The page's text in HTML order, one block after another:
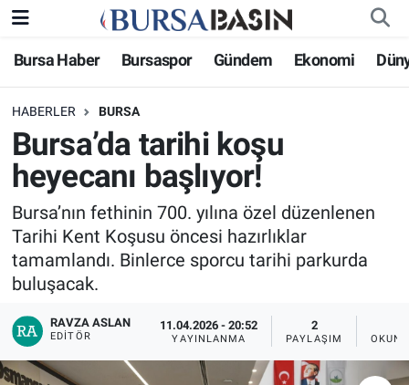
Bursa Haber Bursaspor Gündem Ekonomi
HABERLER BURSA
Bursa’da tarihi koşu
heyecanı başlıyor!
Bursa’nın fethinin 700. yılına özel düzenlenen
Tarihi Kent Koşusu öncesi hazırlıklar
tamamlandı. Binlerce sporcu tarihi parkurda
buluşacak.
RAVZA ASLAN
EDITÖR
11.04.2026 - 20:52
YAYINLANMA
2
PAYLAŞIM
Bursa Haber
Genel
Bilim, Teknoloji
KÜLTÜR-SANAT
Bursa Nöbetçi Eczaneler
Bursa Hava Durumu
Bursa Namaz Vakitleri
Bursa Trafik Yoğunluk Haritası
Süper Lig Puan Durumu ve Fikstür